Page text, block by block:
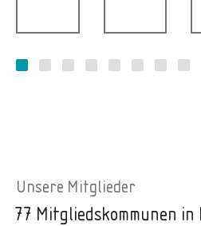
Unsere Mitglieder
77 Mitgliedskommunen